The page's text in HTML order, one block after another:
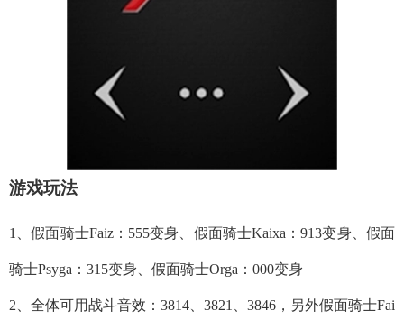
游戏玩法
1、假面骑士Faiz：555变身、假面骑士Kaixa：913变身、假面
骑士Psyga：315变身、假面骑士Orga：000变身
2、全体可用战斗音效：3814、3821、3846，另外假面骑士Fai